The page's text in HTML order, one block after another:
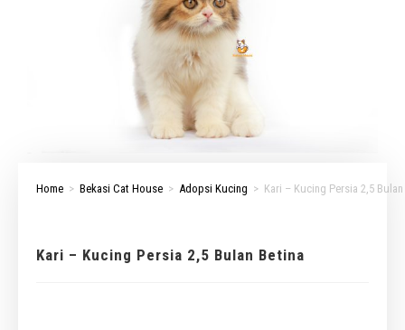
Home > Bekasi Cat House > Adopsi Kucing > Kari – Kucing Persia 2,5
Kari – Kucing Persia 2,5 Bulan Betina